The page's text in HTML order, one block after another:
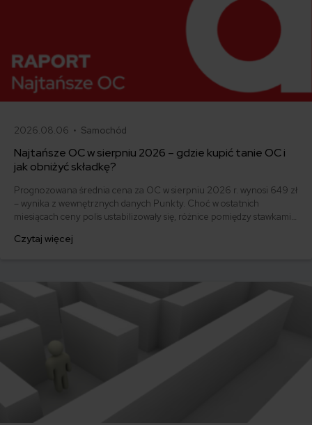
2026.08.06 • Samochód
Najtańsze OC w sierpniu 2026 – gdzie kupić tanie OC i
jak obniżyć składkę?
Prognozowana średnia cena za OC w sierpniu 2026 r. wynosi 649 zł
– wynika z wewnętrznych danych Punkty. Choć w ostatnich
miesiącach ceny polis ustabilizowały się, różnice pomiędzy stawkami
500 zł, inni – powyżej 1500 zł. Gdzie znaleźć najtańsze OC w Polsce
Czytaj więcej